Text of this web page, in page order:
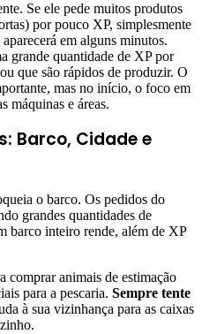
Se ele pede muitos produtos
por pouco XP, simplesmente
em alguns minutos.
grande quantidade de XP por
que são rápidos de produzir. O
mas no início, o foco em
máquinas e áreas.
Barco, Cidade e
o barco. Os pedidos do
grandes quantidades de
barco inteiro rende, além de XP
comprar animais de estimação
para a pescaria. Sempre tente
à sua vizinhança para as caixas